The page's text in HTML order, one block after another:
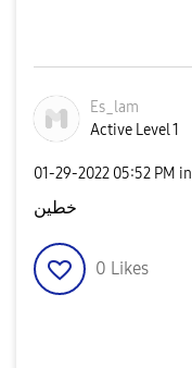
Es_lam
Active Level 1
‎01-29-2022 05:52 PM in
خطين
0 Likes